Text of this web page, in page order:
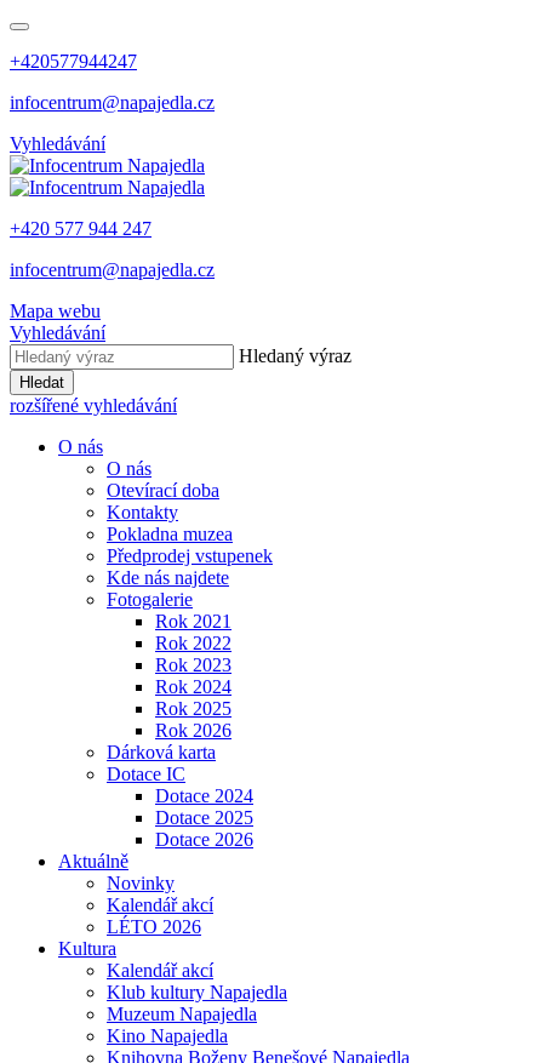
+420577944247
infocentrum@napajedla.cz
Vyhledávání
+420 577 944 247
infocentrum@napajedla.cz
Mapa webu
Vyhledávání
Hledaný výraz
Hledat
rozšířené vyhledávání
O nás
O nás
Otevírací doba
Kontakty
Pokladna muzea
Předprodej vstupenek
Kde nás najdete
Fotogalerie
Rok 2021
Rok 2022
Rok 2023
Rok 2024
Rok 2025
Rok 2026
Dárková karta
Dotace IC
Dotace 2024
Dotace 2025
Dotace 2026
Aktuálně
Novinky
Kalendář akcí
LÉTO 2026
Kultura
Kalendář akcí
Klub kultury Napajedla
Muzeum Napajedla
Kino Napajedla
Knihovna Boženy Benešové Napajedla